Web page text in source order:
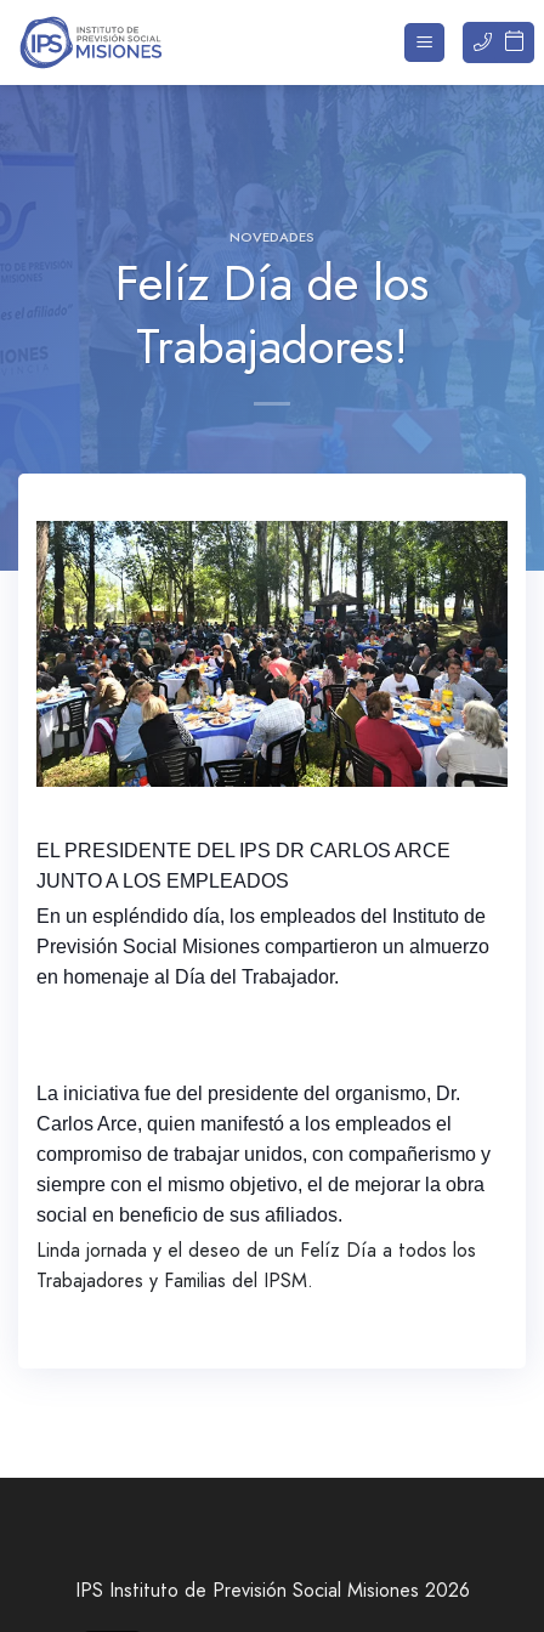
Saltar
contenido
NOVEDADES
Felíz Día de los
Trabajadores!
EL PRESIDENTE DEL IPS DR CARLOS ARCE
JUNTO A LOS EMPLEADOS
En un espléndido día, los empleados del Instituto de
Previsión Social Misiones compartieron un almuerzo
en homenaje al Día del Trabajador.
La iniciativa fue del presidente del organismo, Dr.
Carlos Arce, quien manifestó a los empleados el
compromiso de trabajar unidos, con compañerismo y
siempre con el mismo objetivo, el de mejorar la obra
social en beneficio de sus afiliados.
Linda jornada y el deseo de un Felíz Día a todos los
Trabajadores y Familias del IPSM.
IPS Instituto de Previsión Social Misiones 2026